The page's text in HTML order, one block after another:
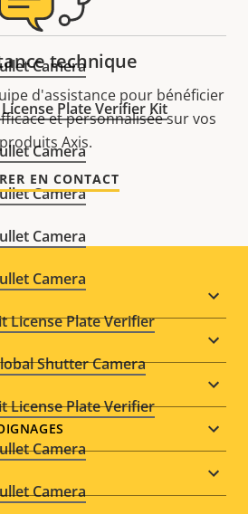
Camera
License Plate Verifier Kit
Camera
Camera
Camera
Camera
License Plate Verifier
Shutter Camera
License Plate Verifier
Camera
Camera
technique
d'assistance pour bénéficier
et personnalisée sur vos
produits Axis.
EN CONTACT